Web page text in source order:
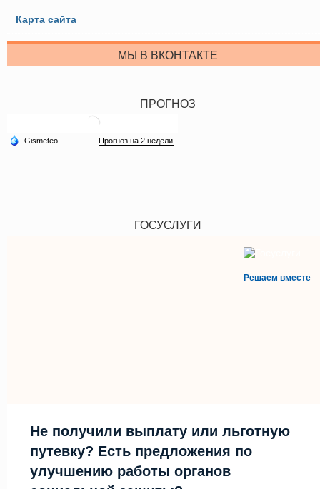
Карта сайта
МЫ В ВКОНТАКТЕ
ПРОГНОЗ
ГОСУСЛУГИ
Решаем вместе
Не получили выплату или льготную
путевку? Есть предложения по
улучшению работы органов